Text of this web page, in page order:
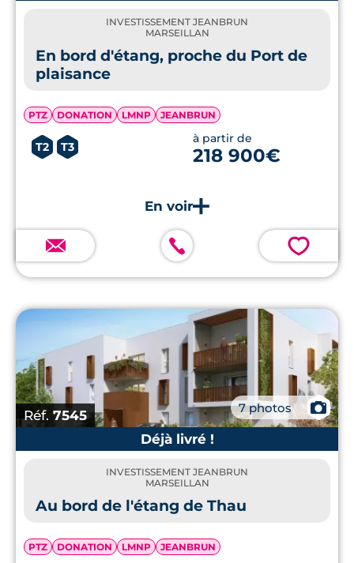
INVESTISSEMENT JEANBRUN
MARSEILLAN
En bord d'étang, proche du Port de
plaisance
PTZ DONATION LMNP JEANBRUN
T2 T3
à partir de
218 900€
💗
Réf. 7545 7 photos
📷
Déjà livré !
INVESTISSEMENT JEANBRUN
MARSEILLAN
Au bord de l'étang de Thau
PTZ DONATION LMNP JEANBRUN